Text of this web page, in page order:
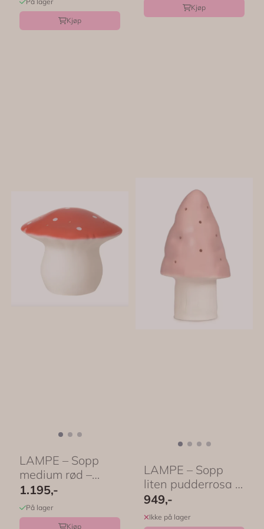
Kjøp
Kjøp
LAMPE – Sopp
medium rød –
Egmont Toys
1.195,-
På lager
Kjøp
LAMPE – Sopp
liten pudderrosa –
Egmont Toys
949,-
Ikke på lager